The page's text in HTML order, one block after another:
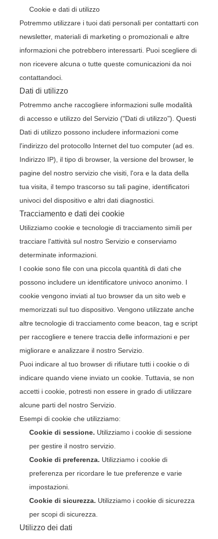
Cookie e dati di utilizzo
Potremmo utilizzare i tuoi dati personali per contattarti con
newsletter, materiali di marketing o promozionali e altre
informazioni che potrebbero interessarti. Puoi scegliere di
non ricevere alcuna o tutte queste comunicazioni da noi
contattandoci.
Dati di utilizzo
Potremmo anche raccogliere informazioni sulle modalità
di accesso e utilizzo del Servizio ("Dati di utilizzo"). Questi
Dati di utilizzo possono includere informazioni come
l'indirizzo del protocollo Internet del tuo computer (ad es.
Indirizzo IP), il tipo di browser, la versione del browser, le
pagine del nostro servizio che visiti, l'ora e la data della
tua visita, il tempo trascorso su tali pagine, identificatori
univoci del dispositivo e altri dati diagnostici.
Tracciamento e dati dei cookie
Utilizziamo cookie e tecnologie di tracciamento simili per
tracciare l'attività sul nostro Servizio e conserviamo
determinate informazioni.
I cookie sono file con una piccola quantità di dati che
possono includere un identificatore univoco anonimo. I
cookie vengono inviati al tuo browser da un sito web e
memorizzati sul tuo dispositivo. Vengono utilizzate anche
altre tecnologie di tracciamento come beacon, tag e script
per raccogliere e tenere traccia delle informazioni e per
migliorare e analizzare il nostro Servizio.
Puoi indicare al tuo browser di rifiutare tutti i cookie o di
indicare quando viene inviato un cookie. Tuttavia, se non
accetti i cookie, potresti non essere in grado di utilizzare
alcune parti del nostro Servizio.
Esempi di cookie che utilizziamo:
Cookie di sessione. Utilizziamo i cookie di sessione
per gestire il nostro servizio.
Cookie di preferenza. Utilizziamo i cookie di
preferenza per ricordare le tue preferenze e varie
impostazioni.
Cookie di sicurezza. Utilizziamo i cookie di sicurezza
per scopi di sicurezza.
Utilizzo dei dati